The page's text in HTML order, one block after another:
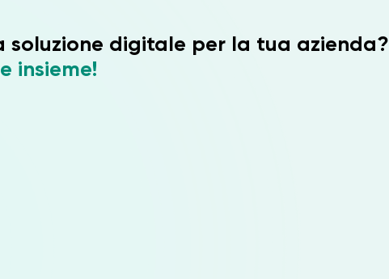
soluzione digitale per la tua azienda?
insieme!